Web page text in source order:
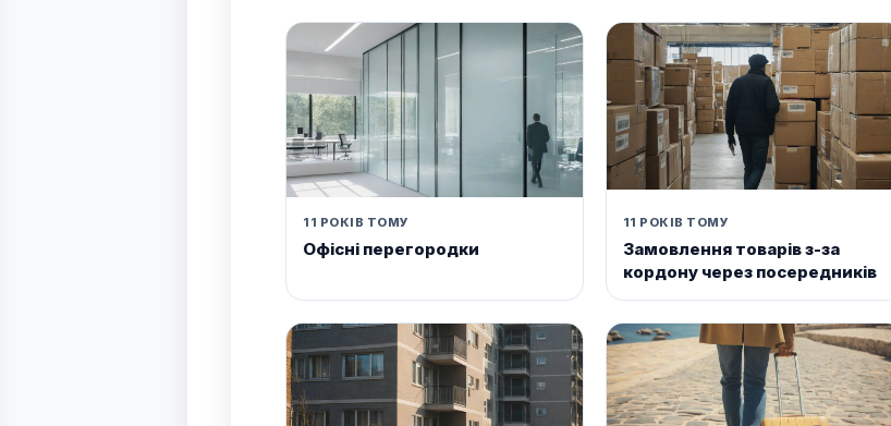
11 РОКІВ ТОМУ
Офісні перегородки
11 РОКІВ ТОМУ
Замовлення товарів з-за
кордону через посередників